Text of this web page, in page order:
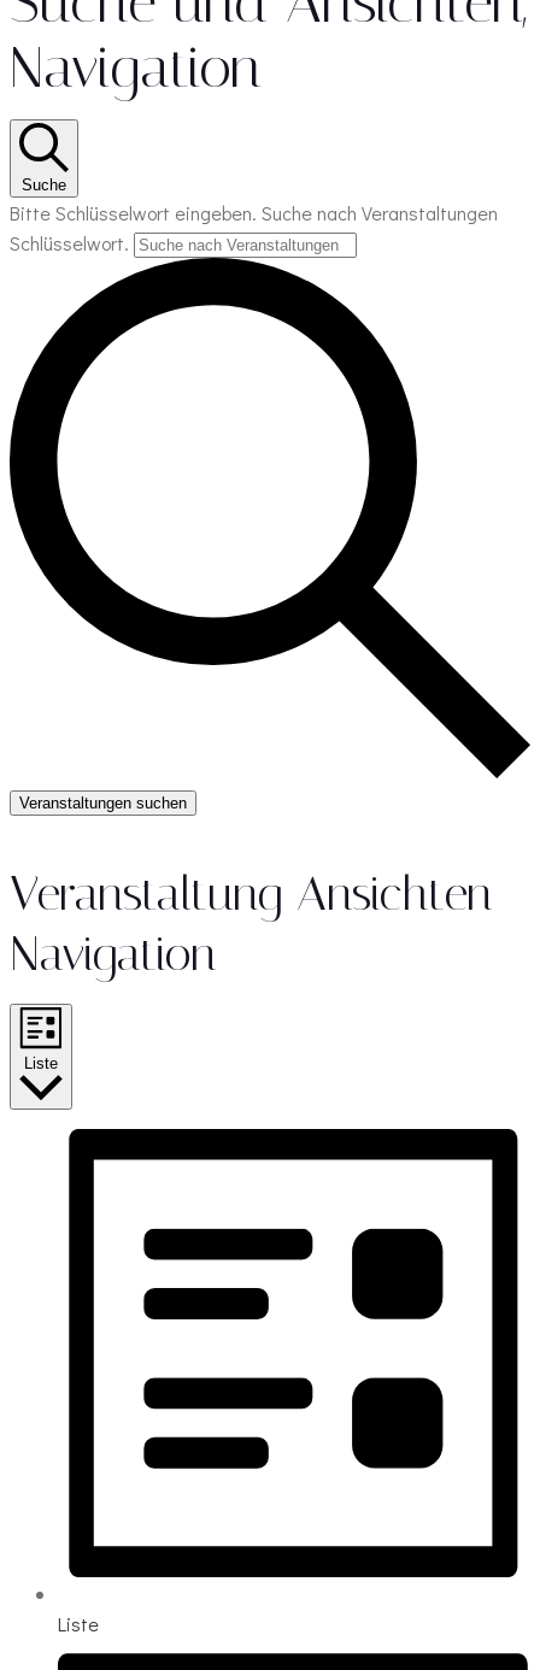
Navigation
Suche
Bitte Schlüsselwort eingeben. Suche nach Veranstaltungen
Schlüsselwort.
Veranstaltungen suchen
Veranstaltung Ansichten-
Navigation
Liste
Liste